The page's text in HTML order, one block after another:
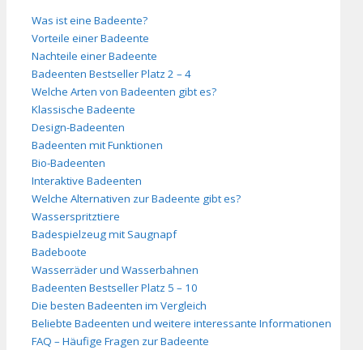
Was ist eine Badeente?
Vorteile einer Badeente
Nachteile einer Badeente
Badeenten Bestseller Platz 2 – 4
Welche Arten von Badeenten gibt es?
Klassische Badeente
Design-Badeenten
Badeenten mit Funktionen
Bio-Badeenten
Interaktive Badeenten
Welche Alternativen zur Badeente gibt es?
Wasserspritztiere
Badespielzeug mit Saugnapf
Badeboote
Wasserräder und Wasserbahnen
Badeenten Bestseller Platz 5 – 10
Die besten Badeenten im Vergleich
Beliebte Badeenten und weitere interessante Informationen
FAQ – Häufige Fragen zur Badeente